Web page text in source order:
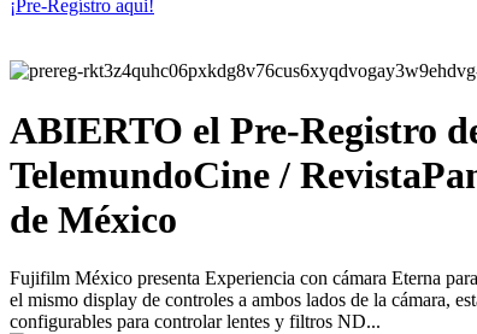
¡Pre-Regístro aqui!
ABIERTO el Pre-Registro
TelemundoCine /
de México
Fujifilm México presenta Experiencia con cámara Eterna
el mismo display de controles a ambos lados de la cámara,
configurables para controlar lentes y filtros ND...